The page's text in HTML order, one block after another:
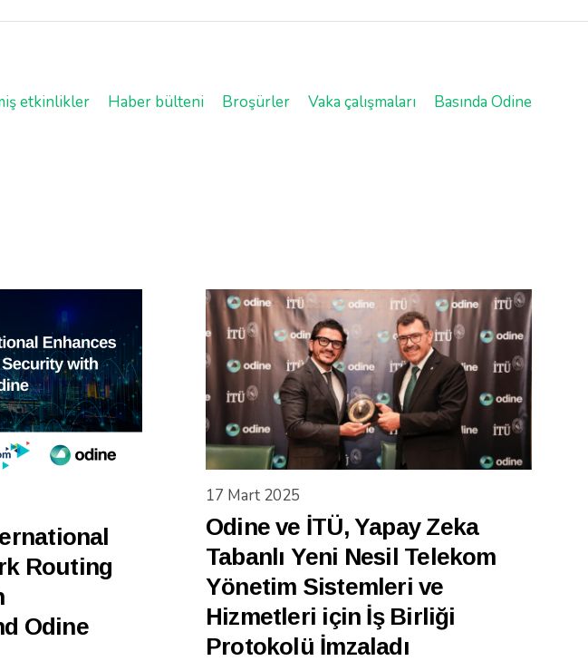
etkinlikler Haber bülteni Broşürler Vaka çalışmaları Basında Odine
Routing
Odine
17 Mart 2025
Odine ve İTÜ, Yapay Zeka
Tabanlı Yeni Nesil Telekom
Yönetim Sistemleri ve
Hizmetleri için İş Birliği
Protokolü İmzaladı